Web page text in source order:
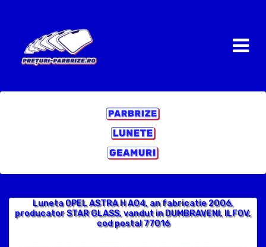
Luneta OPEL ASTRA H A04, an fabricatie 2006,
producator STAR GLASS, vandut in DUMBRAVENI, ILFOV,
cod postal 77016